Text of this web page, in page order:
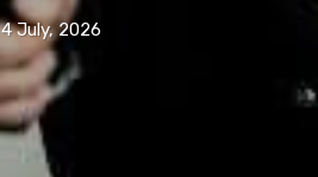
4 July, 2026